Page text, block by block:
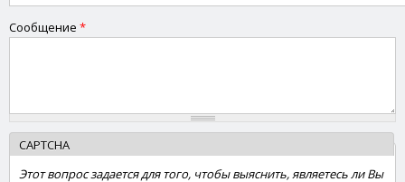
Сообщение *
CAPTCHA
Этот вопрос задается для того, чтобы выяснить, являетесь ли Вы